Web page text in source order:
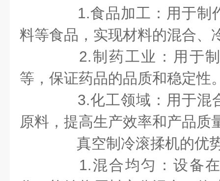
1.食品加工：用于制
料等食品，实现材料的混合、
2.制药工业：用于制
等，保证药品的品质和稳定性
3.化工领域：用于混
原料，提高生产效率和产品质
真空制冷滚揉机的优
1.混合均匀：设备在